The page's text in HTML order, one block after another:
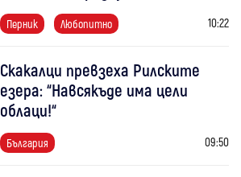
Перник Любопитно 10:22
Скакалци превзеха Рилските
езера: “Навсякъде има цели
облаци!“
България 09:50